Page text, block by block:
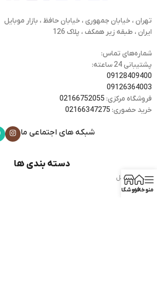
تهران ، خیابان جمهوری ، خیابان حافظ ، بازار موبایل
ایران ، طبقه زیر همکف ، پلاک 126
شماره‌های تماس:
پشتیبانی 24 ساعته:
09128409400
09126364003
فروشگاه مرکزی: 02166752055
خرید حضوری: 02166347275
شبکه های اجتماعی ما
دسته بندی ها
گوشی موبایل
هدفون
منوخانهفروشگاه